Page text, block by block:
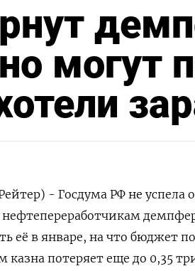
могут
- Госдума РФ не успела
её в январе, на что бюджет
казна потеряет еще до 0,35